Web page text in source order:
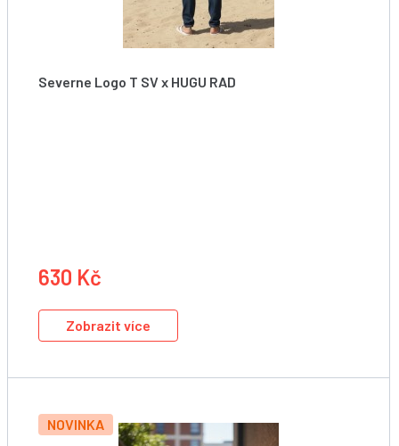
Severne Logo T SV x HUGU RAD
630 Kč
Zobrazit více
NOVINKA